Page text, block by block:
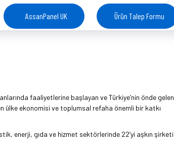
AssanPanel UK Ürün Talep Formu
faaliyetlerine başlayan ve Türkiye’nin önde gelen
ülke ekonomisi ve toplumsal refaha önemli bir katkı
enerji, gıda ve hizmet sektörlerinde 22’yi aşkın şirketi